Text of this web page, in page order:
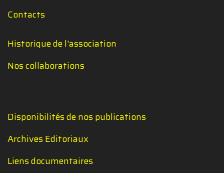
Contacts
Historique de l'association
Nos collaborations
Disponibilités de nos publications
Archives Editoriaux
Liens documentaires